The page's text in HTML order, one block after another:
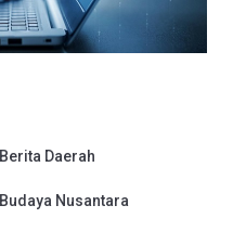
Berita Daerah
Budaya Nusantara